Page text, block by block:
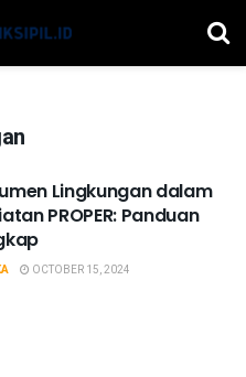
Lingkungan dalam
PROPER: Panduan
OCTOBER 15, 2024